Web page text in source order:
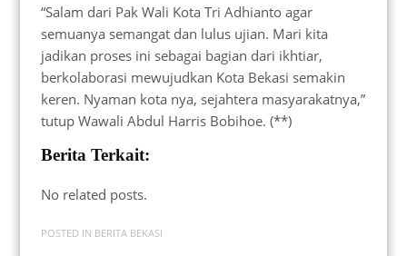
“Salam dari Pak Wali Kota Tri Adhianto agar
semuanya semangat dan lulus ujian. Mari kita
jadikan proses ini sebagai bagian dari ikhtiar,
berkolaborasi mewujudkan Kota Bekasi semakin
keren. Nyaman kota nya, sejahtera masyarakatnya,”
tutup Wawali Abdul Harris Bobihoe. (**)
Berita Terkait:
No related posts.
POSTED IN BERITA BEKASI